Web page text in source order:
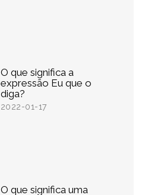
O que significa a
expressão Eu que o
diga?
2022-01-17
O que significa uma